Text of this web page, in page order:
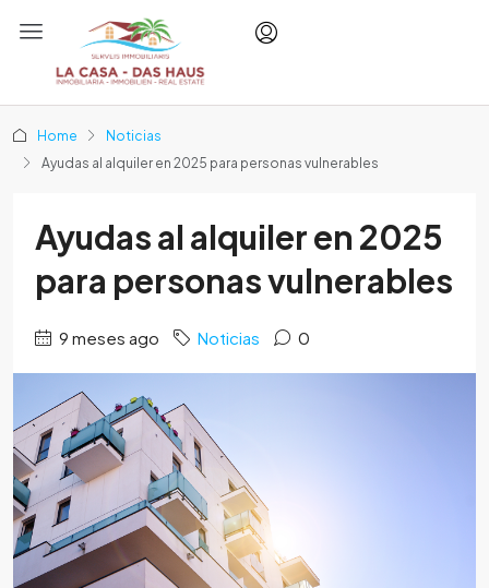
Home
Noticias
Ayudas al alquiler en 2025 para personas vulnerables
Ayudas al alquiler en 2025
para personas vulnerables
9 meses ago Noticias 0